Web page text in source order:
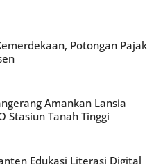
Potongan Pajak
Amankan Lansia
Stasiun Tanah Tinggi
Edukasi Literasi Digital